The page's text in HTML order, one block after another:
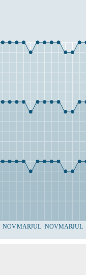
NOVMARJUL NOVMARJUL